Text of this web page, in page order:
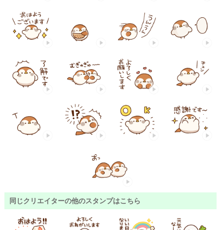
同じクリエイターの他のスタンプはこちら